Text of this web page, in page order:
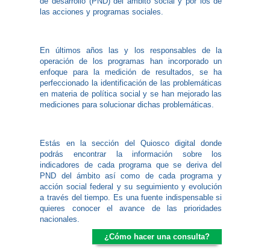
las acciones y programas sociales.
En últimos años las y los responsables de la
operación de los programas han incorporado un
enfoque para la medición de resultados, se ha
perfeccionado la identificación de las problemáticas
en materia de política social y se han mejorado las
mediciones para solucionar dichas problemáticas.
Estás en la sección del Quiosco digital donde
podrás encontrar la información sobre los
indicadores de cada programa que se deriva del
PND del ámbito así como de cada programa y
acción social federal y su seguimiento y evolución
a través del tiempo. Es una fuente indispensable si
quieres conocer el avance de las prioridades
nacionales.​
¿Cómo hacer una consulta?